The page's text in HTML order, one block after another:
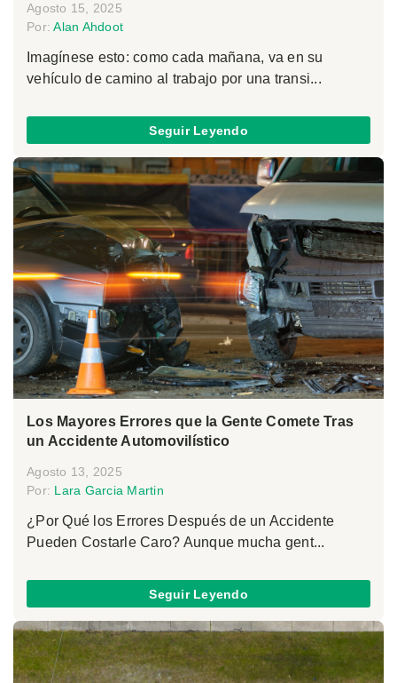
Agosto 15, 2025
Por:Alan Ahdoot
Imagínese esto: como cada mañana, va en su
vehículo de camino al trabajo por una transi...
Seguir Leyendo
Los Mayores Errores que la Gente Comete Tras
un Accidente Automovilístico
Agosto 13, 2025
Por: Lara Garcia Martin
¿Por Qué los Errores Después de un Accidente
Pueden Costarle Caro? Aunque mucha gent...
Seguir Leyendo